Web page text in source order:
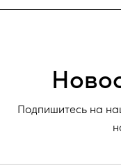
Подпишитесь на